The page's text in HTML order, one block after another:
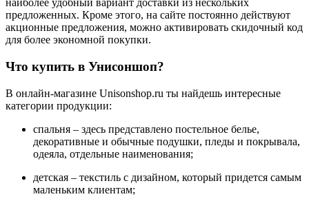
наиболее удобный вариант доставки из нескольких
предложенных. Кроме этого, на сайте постоянно действуют
акционные предложения, можно активировать скидочный код
для более экономной покупки.
Что купить в Унисоншоп?
В онлайн-магазине Unisonshop.ru ты найдешь интересные
категории продукции:
спальня – здесь представлено постельное белье,
декоративные и обычные подушки, пледы и покрывала,
одеяла, отдельные наименования;
детская – текстиль с дизайном, который придется самым
маленьким клиентам;